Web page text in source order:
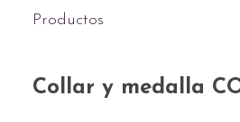
Productos
Collar y medalla